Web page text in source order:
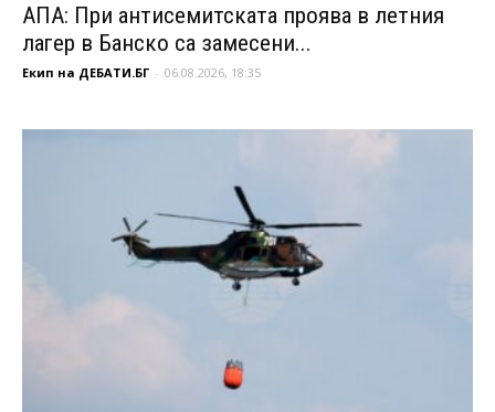
АПА: При антисемитската проява в летния
лагер в Банско са замесени...
Екип на ДЕБАТИ.БГ - 06.08.2026, 18:35